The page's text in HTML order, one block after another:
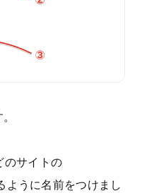
サイトの
うに名前をつけまし